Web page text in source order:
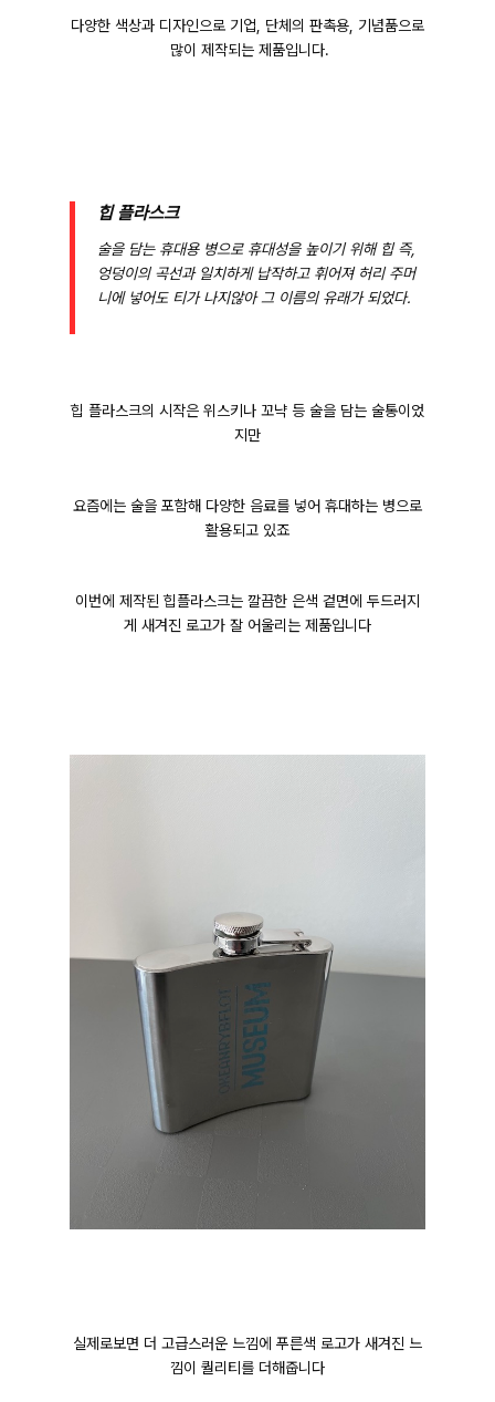
다양한 색상과 디자인으로 기업, 단체의 판촉용, 기념품으로
많이 제작되는 제품입니다.
힙 플라스크
술을 담는 휴대용 병으로 휴대성을 높이기 위해 힙 즉,
엉덩이의 곡선과 일치하게 납작하고 휘어져 허리 주머
니에 넣어도 티가 나지않아 그 이름의 유래가 되었다.
힙 플라스크의 시작은 위스키나 꼬냑 등 술을 담는 술통이었
지만
요즘에는 술을 포함해 다양한 음료를 넣어 휴대하는 병으로
활용되고 있죠
이번에 제작된 힙플라스크는 깔끔한 은색 겉면에 두드러지
게 새겨진 로고가 잘 어울리는 제품입니다
실제로보면 더 고급스러운 느낌에 푸른색 로고가 새겨진 느
낌이 퀄리티를 더해줍니다